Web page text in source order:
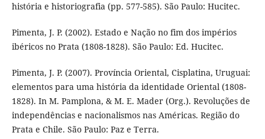
história e historiografia (pp. 577-585). São Paulo: Hucitec.
Pimenta, J. P. (2002). Estado e Nação no fim dos impérios
ibéricos no Prata (1808-1828). São Paulo: Ed. Hucitec.
Pimenta, J. P. (2007). Província Oriental, Cisplatina, Uruguai:
elementos para uma história da identidade Oriental (1808-
1828). In M. Pamplona, & M. E. Mader (Org.). Revoluções de
independências e nacionalismos nas Américas. Região do
Prata e Chile. São Paulo: Paz e Terra.